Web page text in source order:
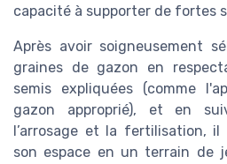
capacité à supporter de fortes
Après avoir soigneusement
graines de gazon en
semis expliquées (comme
gazon approprié), et en
l’arrosage et la fertilisation,
son espace en un terrain de